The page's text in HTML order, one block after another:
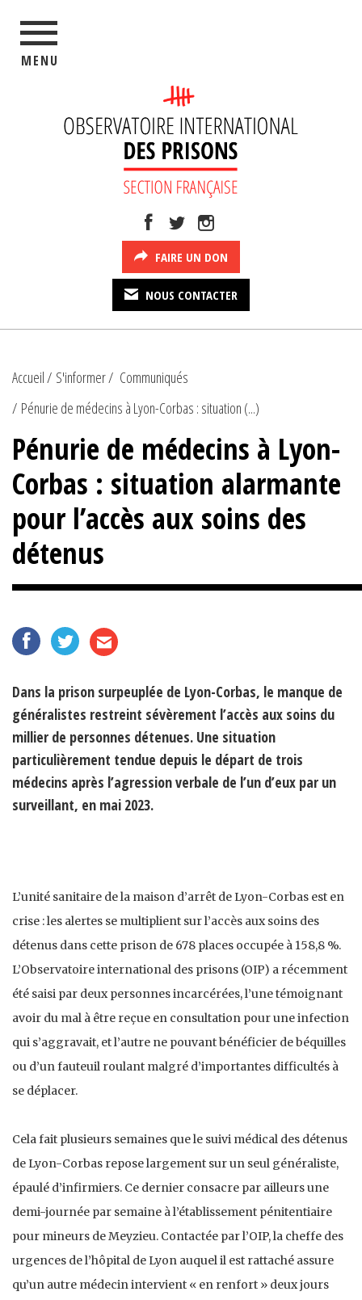
MENU
FAIRE UN DON
NOUS CONTACTER
Accueil S'informer
Communiqués
Pénurie de médecins à Lyon-Corbas : situation (...)
Pénurie de médecins à Lyon-
Corbas : situation alarmante
pour l’accès aux soins des
détenus
Dans la prison surpeuplée de Lyon-Corbas, le manque de
généralistes restreint sévèrement l’accès aux soins du
millier de personnes détenues. Une situation
particulièrement tendue depuis le départ de trois
médecins après l’agression verbale de l’un d’eux par un
surveillant, en mai 2023.
L’unité sanitaire de la maison d’arrêt de Lyon-Corbas est en
crise : les alertes se multiplient sur l’accès aux soins des
détenus dans cette prison de 678 places occupée à 158,8 %.
L’Observatoire international des prisons (OIP) a récemment
été saisi par deux personnes incarcérées, l’une témoignant
avoir du mal à être reçue en consultation pour une infection
qui s’aggravait, et l’autre ne pouvant bénéficier de béquilles
ou d’un fauteuil roulant malgré d’importantes difficultés à
se déplacer.
Cela fait plusieurs semaines que le suivi médical des détenus
de Lyon-Corbas repose largement sur un seul généraliste,
épaulé d’infirmiers. Ce dernier consacre par ailleurs une
demi-journée par semaine à l’établissement pénitentiaire
pour mineurs de Meyzieu. Contactée par l’OIP, la cheffe des
urgences de l’hôpital de Lyon auquel il est rattaché assure
qu’un autre médecin intervient « en renfort » deux jours